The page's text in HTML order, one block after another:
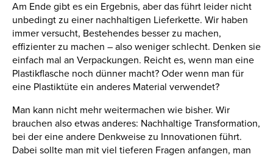
Am Ende gibt es ein Ergebnis, aber das führt leider nicht
unbedingt zu einer nachhaltigen Lieferkette. Wir haben
immer versucht, Bestehendes besser zu machen,
effizienter zu machen – also weniger schlecht. Denken sie
einfach mal an Verpackungen. Reicht es, wenn man eine
Plastikflasche noch dünner macht? Oder wenn man für
eine Plastiktüte ein anderes Material verwendet?
Man kann nicht mehr weitermachen wie bisher. Wir
brauchen also etwas anderes: Nachhaltige Transformation,
bei der eine andere Denkweise zu Innovationen führt.
Dabei sollte man mit viel tieferen Fragen anfangen, man